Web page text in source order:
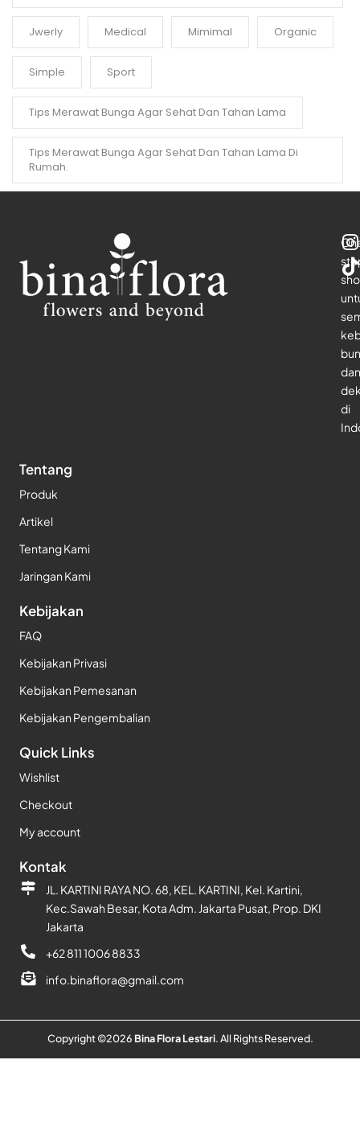
Jwerly Medical Mimimal Organic
Simple Sport
Tips Merawat Bunga Agar Sehat Dan Tahan Lama
Tips Merawat Bunga Agar Sehat Dan Tahan Lama Di
Rumah.
dan
di
Tentang
Produk
Artikel
Tentang Kami
Jaringan Kami
Kebijakan
FAQ
Kebijakan Privasi
Kebijakan Pemesanan
Kebijakan Pengembalian
Quick Links
Wishlist
Checkout
My account
Kontak
JL. KARTINI RAYA NO. 68, KEL. KARTINI, Kel. Kartini,
Kec.Sawah Besar, Kota Adm. Jakarta Pusat, Prop. DKI
Jakarta
+62 811 1006 8833
info.binaflora@gmail.com
Copyright ©2026 Bina Flora Lestari. All Rights Reserved.